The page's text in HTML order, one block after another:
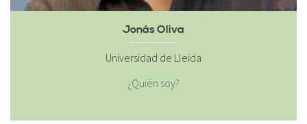
Jonás Oliva
Universidad de Lleida
¿Quién soy?